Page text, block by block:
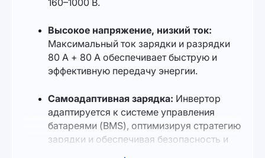
160–1000 В.
Высокое напряжение, низкий ток:
Максимальный ток зарядки и разрядки
80 А + 80 А обеспечивает быструю и
эффективную передачу энергии.
Самоадаптивная зарядка: Инвертор
адаптируется к системе управления
батареями (BMS), оптимизируя стратегию
зарядки и обеспечивая безопасность и